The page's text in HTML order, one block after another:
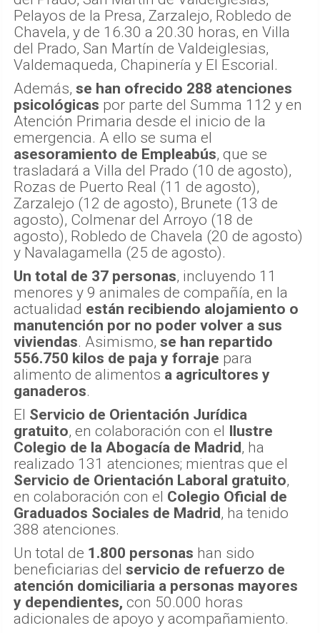
Pelayos de la Presa, Zarzalejo, Robledo de
Chavela, y de 16.30 a 20.30 horas, en Villa
del Prado, San Martín de Valdeiglesias,
Valdemaqueda, Chapinería y El Escorial.
Además, se han ofrecido 288 atenciones
psicológicas por parte del Summa 112 y en
Atención Primaria desde el inicio de la
emergencia. A ello se suma el
asesoramiento de Empleabús, que se
trasladará a Villa del Prado (10 de agosto),
Rozas de Puerto Real (11 de agosto),
Zarzalejo (12 de agosto), Brunete (13 de
agosto), Colmenar del Arroyo (18 de
agosto), Robledo de Chavela (20 de agosto)
y Navalagamella (25 de agosto).
Un total de 37 personas, incluyendo 11
menores y 9 animales de compañía, en la
actualidad están recibiendo alojamiento o
manutención por no poder volver a sus
viviendas. Asimismo, se han repartido
556.750 kilos de paja y forraje para
alimento de alimentos a agricultores y
ganaderos.
El Servicio de Orientación Jurídica
gratuito, en colaboración con el Ilustre
Colegio de la Abogacía de Madrid, ha
realizado 131 atenciones; mientras que el
Servicio de Orientación Laboral gratuito,
en colaboración con el Colegio Oficial de
Graduados Sociales de Madrid, ha tenido
388 atenciones.
Un total de 1.800 personas han sido
beneficiarias del servicio de refuerzo de
atención domiciliaria a personas mayores
y dependientes, con 50.000 horas
adicionales de apoyo y acompañamiento.